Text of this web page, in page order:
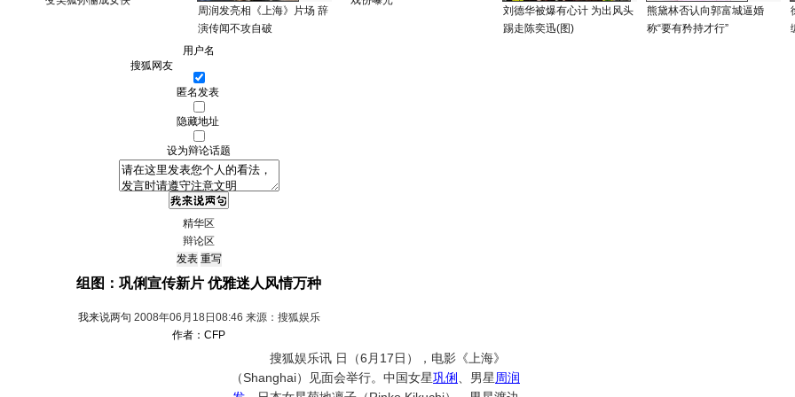
周润发亮相《上海》片场 辞
演传闻不攻自破
刘德华被爆有心计 为出风头
踢走陈奕迅(图)
熊黛林否认向郭富城逼婚
称“要有矜持才行”
用户名
匿名发表
隐藏地址
设为辩论话题
精华区
辩论区
组图：巩俐宣传新片 优雅迷人风情万种
我来说两句 2008年06月18日08:46 来源：搜狐娱乐
作者：CFP
搜狐娱乐讯 日（6月17日），电影《上海》
（Shanghai）见面会举行。中国女星巩俐 、男星周润